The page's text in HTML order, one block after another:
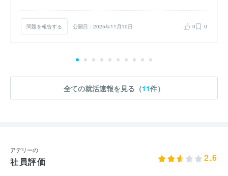
問題を報告する 公開日：2025年11月10日 0 0
全ての就活速報を見る（11件）
アデリーの
社員評価 2.6